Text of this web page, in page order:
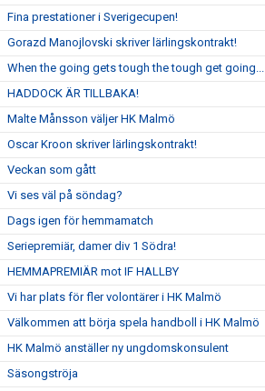
Fina prestationer i Sverigecupen!
Gorazd Manojlovski skriver lärlingskontrakt!
When the going gets tough the tough get going...
HADDOCK ÄR TILLBAKA!
Malte Månsson väljer HK Malmö
Oscar Kroon skriver lärlingskontrakt!
Veckan som gått
Vi ses väl på söndag?
Dags igen för hemmamatch
Seriepremiär, damer div 1 Södra!
HEMMAPREMIÄR mot IF HALLBY
Vi har plats för fler volontärer i HK Malmö
Välkommen att börja spela handboll i HK Malmö
HK Malmö anställer ny ungdomskonsulent
Säsongströja